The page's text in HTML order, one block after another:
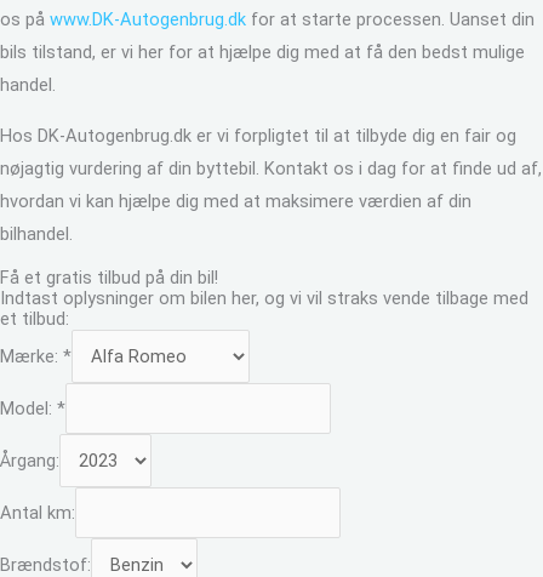
os på www.DK-Autogenbrug.dk for at starte processen. Uanset din
bils tilstand, er vi her for at hjælpe dig med at få den bedst mulige
handel.
Hos DK-Autogenbrug.dk er vi forpligtet til at tilbyde dig en fair og
nøjagtig vurdering af din byttebil. Kontakt os i dag for at finde ud af,
hvordan vi kan hjælpe dig med at maksimere værdien af din
bilhandel.
Få et gratis tilbud på din bil!
Indtast oplysninger om bilen her, og vi vil straks vende tilbage med
et tilbud:
Mærke: *
Model: *
Årgang:
Antal km:
Brændstof: